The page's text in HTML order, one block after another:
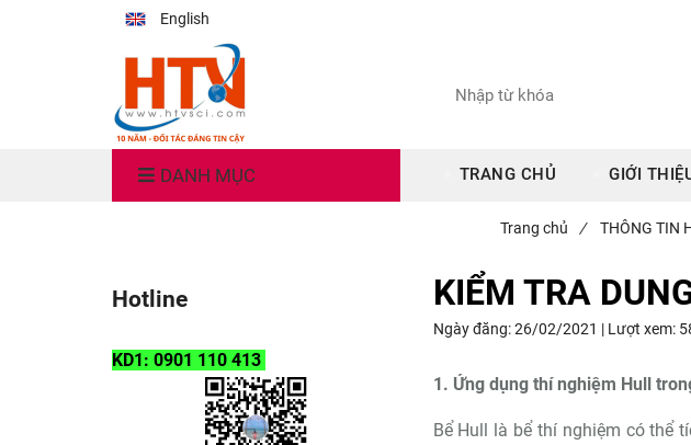
English
DANH MỤC TRANG CHỦ GIỚI
Trang chủ / THÔNG TIN
KIỂM TRA
Ngày đăng:26/02/2021 | Lượt xem:
1. Ứng dụng thí nghiệm Hull
Bể Hull là bể thí nghiệm có thể
Hotline
KD1: 0901 110 413